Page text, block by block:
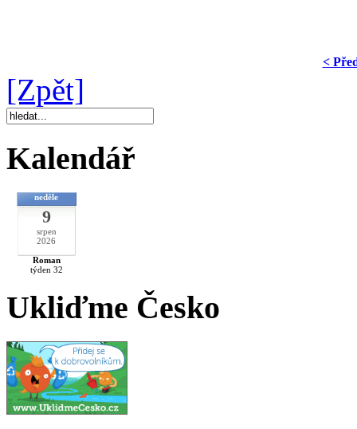
<
[Zpět]
Kalendář
neděle
9
srpen
2026
Roman
týden 32
Ukliďme Česko